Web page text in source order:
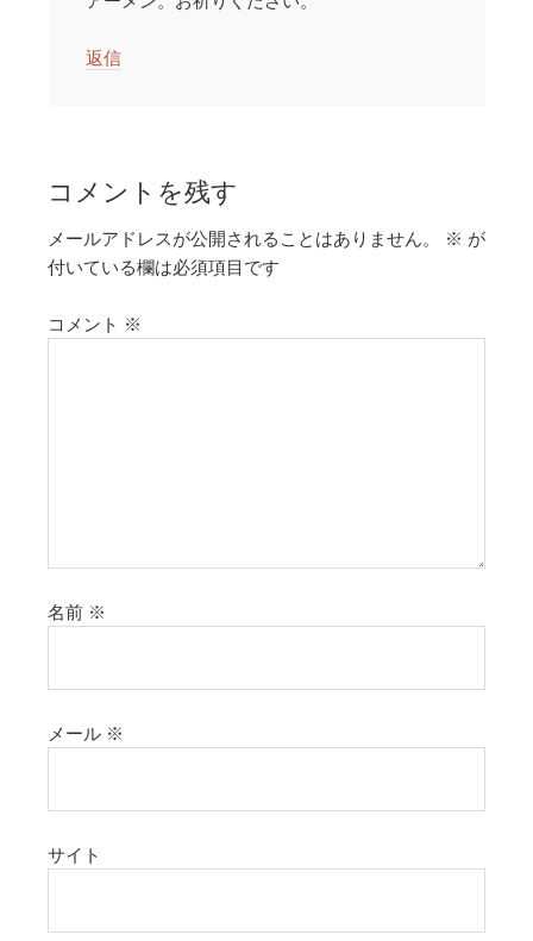
返信
コメントを残す
メールアドレスが公開されることはありません。 ※ が
付いている欄は必須項目です
コメント ※
名前 ※
メール ※
サイト